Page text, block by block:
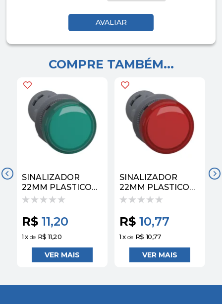
COMPRE TAMBÉM...
SINALIZADOR
22MM PLASTICO
MONOBLOCO 110V
R$ 11,20
1x de R$ 11,20
SINALIZADOR
22MM PLASTICO
MONOBLOCO 110V
R$ 10,77
1x de R$ 10,77